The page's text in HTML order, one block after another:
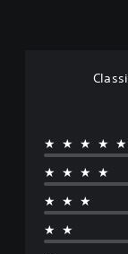
★★★★★
★★★★
★★★
★★